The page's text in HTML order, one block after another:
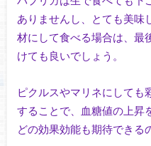
ありませんし、とても美味
材にして食べる場合は、最
けても良いでしょう。
ピクルスやマリネにしても
することで、血糖値の上昇
どの効果効能も期待できる